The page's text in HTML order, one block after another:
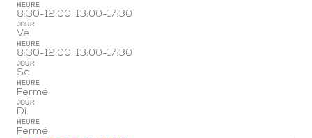
HEURE
8:30-12:00, 13:00-17:30
JOUR
Ve.
HEURE
8:30-12:00, 13:00-17:30
JOUR
Sa.
HEURE
Fermé
JOUR
Di.
HEURE
Fermé